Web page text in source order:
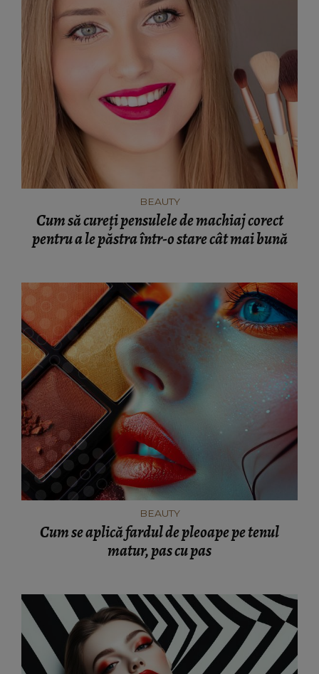
BEAUTY
Cum să cureți pensulele de machiaj corect
pentru a le păstra într-o stare cât mai bună
BEAUTY
Cum se aplică fardul de pleoape pe tenul
matur, pas cu pas